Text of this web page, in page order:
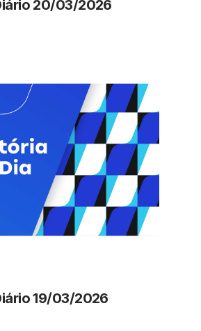
20/03/2026
19/03/2026